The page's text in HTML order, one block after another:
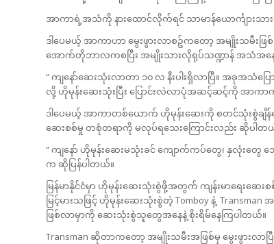
အာကာရဲ့အသံကို နားထောင်လိုက်ရင် သာမာန်ယောင်္ကျားသ
ဒါပေမယ့် အာကာဟာ မွေးဖွားလာစဥ်ကတော့ အမျိုးသမီးဖြ
အောက်တိုဘာလကစပြီး အမျိုးသားလိုရုပ်သဏ္ဍာန် အသံအန
“ ကျနော်ဆေးသုံးလာတာ ၁၀ လ နီးပါးရှိလာပြီ။ အခုအသံ
လို့ ဟိုမုန်းဆေးသုံးပြီး ပြောင်းလဲလာပုံအဆင့်ဆင့်ကို အာကာက
ဒါပေမယ့် အာကာတစ်ယောက် ဟိုမုန်းဆေးကို စတင်သုံးစွဲချိန်
ဆေးစစ်မှု တစုံတရာကို မလုပ်ရသေးကြောင်းလည်း ဆိုပါတ
“ ကျနော် ဟိုမုန်းဆေးမသုံးခင် ကျောက်ကပ်တွေ၊ နှလုံးတွေ
က ဆိုပြန်ပါတယ်။
မြန်မာနိုင်ငံမှာ ဟိုမုန်းဆေးသုံးစွဲဖို့အတွက် ကျန်းမာရေး
မြင့်မားသဖြင့် ဟိုမုန်းဆေးသုံးစွဲတဲ့ Tomboy နဲ့
ဖြစ်လာမှာကို ဆေးသုံးစွဲသူတွေအနေနဲ့ စိုးရိမ်နေကြပါတယ်။
Transman ဆိုတာကတော့ အမျိုးသမီးအဖြစ်မှ မွေးဖွားလာပြီ